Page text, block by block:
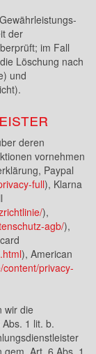
der
im Fall
Löschung nach
und
deren
vornehmen
Paypal
full), Klarna
),
agb/),
), American
privacy-
wir die
1 lit. b.